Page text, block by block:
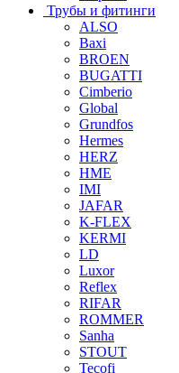
Трубы и фитинги
ALSO
Baxi
BROEN
BUGATTI
Cimberio
Global
Grundfos
Hermes
HERZ
HME
IMI
JAFAR
K-FLEX
KERMI
LD
Luxor
Reflex
RIFAR
ROMMER
Sanha
STOUT
Tecofi